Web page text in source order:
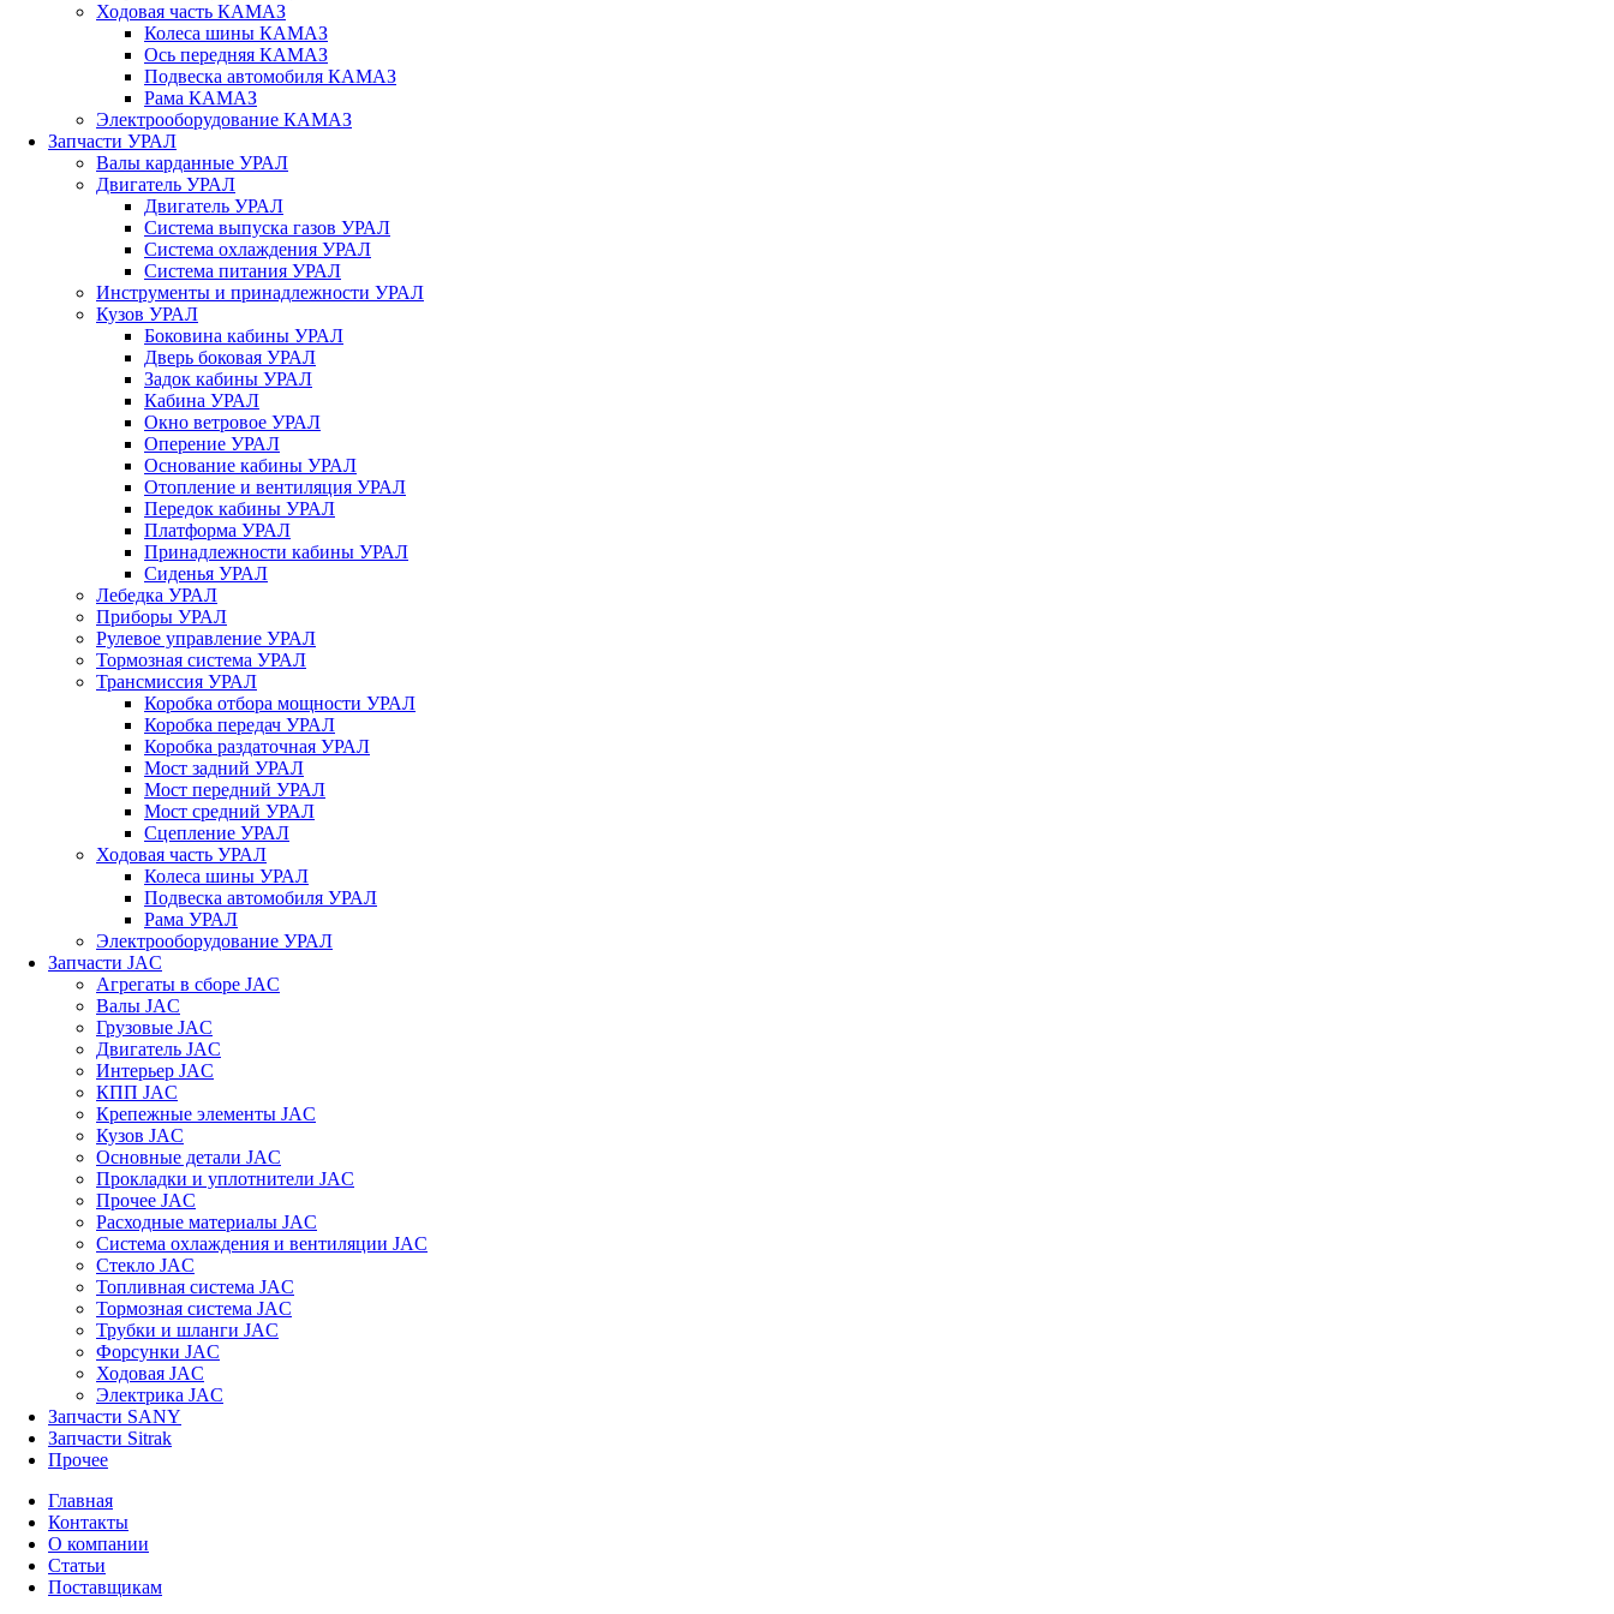
Ходовая часть КАМАЗ
Колеса шины КАМАЗ
Ось передняя КАМАЗ
Подвеска автомобиля КАМАЗ
Рама КАМАЗ
Электрооборудование КАМАЗ
Запчасти УРАЛ
Валы карданные УРАЛ
Двигатель УРАЛ
Двигатель УРАЛ
Система выпуска газов УРАЛ
Система охлаждения УРАЛ
Система питания УРАЛ
Инструменты и принадлежности УРАЛ
Кузов УРАЛ
Боковина кабины УРАЛ
Дверь боковая УРАЛ
Задок кабины УРАЛ
Кабина УРАЛ
Окно ветровое УРАЛ
Оперение УРАЛ
Основание кабины УРАЛ
Отопление и вентиляция УРАЛ
Передок кабины УРАЛ
Платформа УРАЛ
Принадлежности кабины УРАЛ
Сиденья УРАЛ
Лебедка УРАЛ
Приборы УРАЛ
Рулевое управление УРАЛ
Тормозная система УРАЛ
Трансмиссия УРАЛ
Коробка отбора мощности УРАЛ
Коробка передач УРАЛ
Коробка раздаточная УРАЛ
Мост задний УРАЛ
Мост передний УРАЛ
Мост средний УРАЛ
Сцепление УРАЛ
Ходовая часть УРАЛ
Колеса шины УРАЛ
Подвеска автомобиля УРАЛ
Рама УРАЛ
Электрооборудование УРАЛ
Запчасти JAC
Агрегаты в сборе JAC
Валы JAC
Грузовые JAC
Двигатель JAC
Интерьер JAC
КПП JAC
Крепежные элементы JAC
Кузов JAC
Основные детали JAC
Прокладки и уплотнители JAC
Прочее JAC
Расходные материалы JAC
Система охлаждения и вентиляции JAC
Стекло JAC
Топливная система JAC
Тормозная система JAC
Трубки и шланги JAC
Форсунки JAC
Ходовая JAC
Электрика JAC
Запчасти SANY
Запчасти Sitrak
Прочее
Главная
Контакты
О компании
Статьи
Поставщикам